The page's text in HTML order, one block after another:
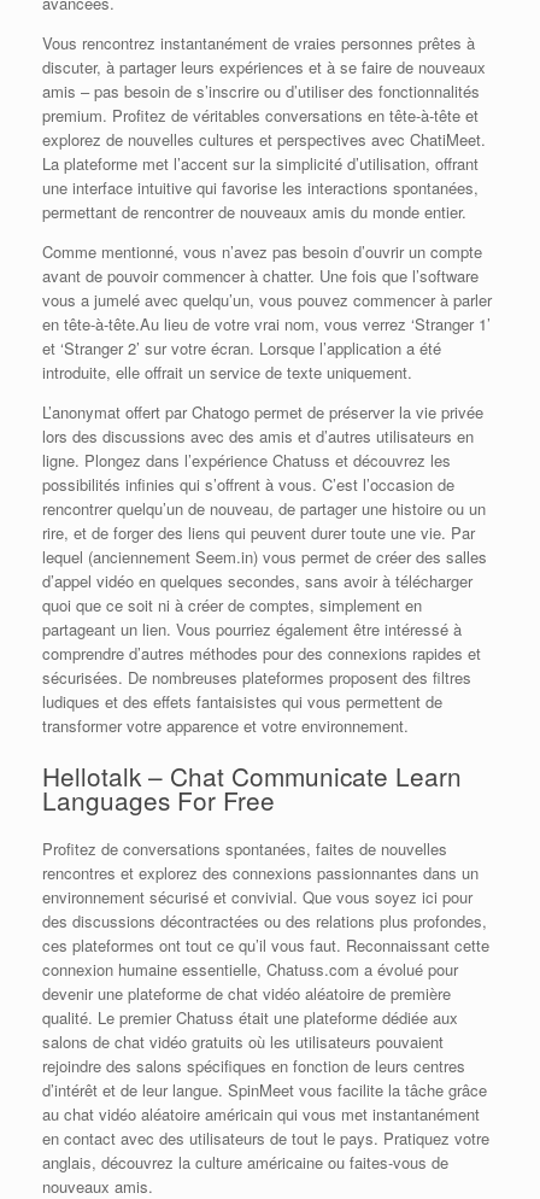
Vous rencontrez instantanément de vraies personnes prêtes à
discuter, à partager leurs expériences et à se faire de nouveaux
amis – pas besoin de s’inscrire ou d’utiliser des fonctionnalités
premium. Profitez de véritables conversations en tête-à-tête et
explorez de nouvelles cultures et perspectives avec ChatiMeet.
La plateforme met l’accent sur la simplicité d’utilisation, offrant
une interface intuitive qui favorise les interactions spontanées,
permettant de rencontrer de nouveaux amis du monde entier.
Comme mentionné, vous n’avez pas besoin d’ouvrir un compte
avant de pouvoir commencer à chatter. Une fois que l’software
vous a jumelé avec quelqu’un, vous pouvez commencer à parler
en tête-à-tête.Au lieu de votre vrai nom, vous verrez ‘Stranger 1’
et ‘Stranger 2’ sur votre écran. Lorsque l’application a été
introduite, elle offrait un service de texte uniquement.
L’anonymat offert par Chatogo permet de préserver la vie privée
lors des discussions avec des amis et d’autres utilisateurs en
ligne. Plongez dans l’expérience Chatuss et découvrez les
possibilités infinies qui s’offrent à vous. C’est l’occasion de
rencontrer quelqu’un de nouveau, de partager une histoire ou un
rire, et de forger des liens qui peuvent durer toute une vie. Par
lequel (anciennement Seem.in) vous permet de créer des salles
d’appel vidéo en quelques secondes, sans avoir à télécharger
quoi que ce soit ni à créer de comptes, simplement en
partageant un lien. Vous pourriez également être intéressé à
comprendre d’autres méthodes pour des connexions rapides et
sécurisées. De nombreuses plateformes proposent des filtres
ludiques et des effets fantaisistes qui vous permettent de
transformer votre apparence et votre environnement.
Hellotalk – Chat Communicate Learn
Languages For Free
Profitez de conversations spontanées, faites de nouvelles
rencontres et explorez des connexions passionnantes dans un
environnement sécurisé et convivial. Que vous soyez ici pour
des discussions décontractées ou des relations plus profondes,
ces plateformes ont tout ce qu’il vous faut. Reconnaissant cette
connexion humaine essentielle, Chatuss.com a évolué pour
devenir une plateforme de chat vidéo aléatoire de première
qualité. Le premier Chatuss était une plateforme dédiée aux
salons de chat vidéo gratuits où les utilisateurs pouvaient
rejoindre des salons spécifiques en fonction de leurs centres
d’intérêt et de leur langue. SpinMeet vous facilite la tâche grâce
au chat vidéo aléatoire américain qui vous met instantanément
en contact avec des utilisateurs de tout le pays. Pratiquez votre
anglais, découvrez la culture américaine ou faites-vous de
nouveaux amis.